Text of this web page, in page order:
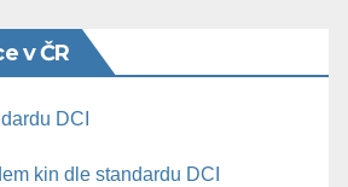
v ČR
DCI
kin dle standardu DCI